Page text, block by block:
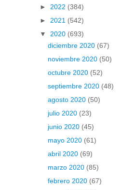
► 2022 (384)
► 2021 (542)
▼ 2020 (693)
diciembre 2020 (67)
noviembre 2020 (50)
octubre 2020 (52)
septiembre 2020 (48)
agosto 2020 (50)
julio 2020 (23)
junio 2020 (45)
mayo 2020 (61)
abril 2020 (69)
marzo 2020 (85)
febrero 2020 (67)